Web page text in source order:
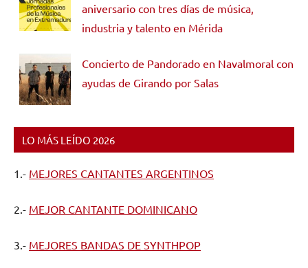
aniversario con tres días de música,
industria y talento en Mérida
Concierto de Pandorado en Navalmoral con
ayudas de Girando por Salas
LO MÁS LEÍDO 2026
1.- MEJORES CANTANTES ARGENTINOS
2.- MEJOR CANTANTE DOMINICANO
3.- MEJORES BANDAS DE SYNTHPOP